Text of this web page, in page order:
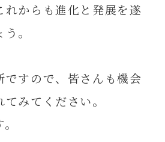
れからも進化と発展を遂
。
ですので、皆さんも機会
みてください。